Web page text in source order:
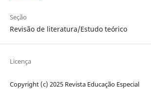
Seção
Revisão de literatura/Estudo teórico
Licença
Copyright (c) 2025 Revista Educação Especial